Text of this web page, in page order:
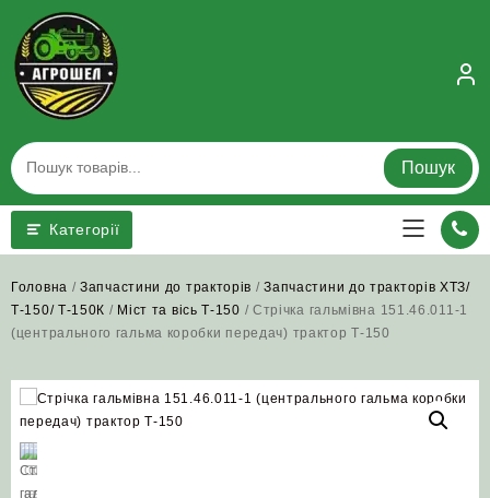
content
Пошук
Категорії
Головна /Запчастини до тракторів /Запчастини до тракторів ХТЗ/
Т-150/ Т-150К / Міст та вісь Т-150 / Стрічка гальмівна 151.46.011-1
(центрального гальма коробки передач) трактор Т-150